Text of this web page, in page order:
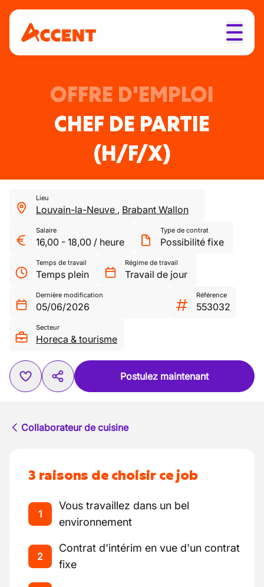
OFFRE D'EMPLOI
CHEF DE PARTIE
(H/F/X)
Lieu
Louvain-la-Neuve , Brabant Wallon
Salaire
16,00 - 18,00 / heure
Type de contrat
Possibilité fixe
Temps de travail
Temps plein
Régime de travail
Travail de jour
Dernière modification
05/06/2026
Référence
553032
Secteur
Horeca & tourisme
Postulez maintenant
Collaborateur de cuisine
3 raisons de choisir ce job
1
Vous travaillez dans un bel
environnement
2
Contrat d'intérim en vue d'un contrat
fixe